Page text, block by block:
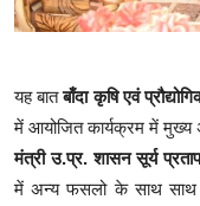
यह बातबाँदा कृषि एवं
में आयोजित कार्यक्रम में
मंत्री उ.प्र. शासन सूर्य
में अन्य फसलो के साथ साथ